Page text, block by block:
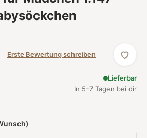
Erste Bewertung schreiben
Lieferbar
In 5–7 Tagen bei dir